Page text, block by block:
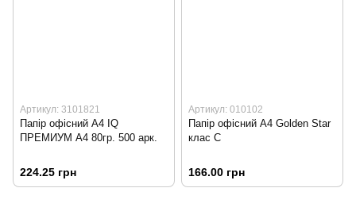
Артикул: 3101821
Папір офісний А4 IQ
ПРЕМИУМ A4 80гр. 500 арк.
224.25 грн
Артикул: 010102
Папір офісний А4 Golden Star
клас С
166.00 грн